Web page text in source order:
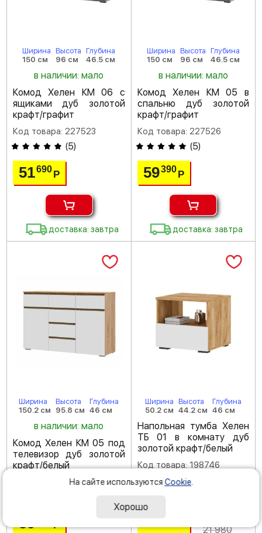
Ширина
150 см
Высота
96 см
Глубина
46.5 см
в наличии: мало
Комод Хелен КМ 06 с
ящиками дуб золотой
крафт/графит
Код товара: 227523
(5)
51690Р
доставка: завтра
Ширина
150 см
Высота
96 см
Глубина
46.5 см
в наличии: мало
Комод Хелен КМ 05 в
спальню дуб золотой
крафт/графит
Код товара: 227526
(5)
59390 Р
доставка: завтра
Ширина
150.2 см
Высота
95.8 см
Глубина
46 см
в наличии: мало
Комод Хелен КМ 05 под
телевизор дуб золотой
крафт/белый
Код товара: 204523
59 Р
Ширина
50.2 см
Высота
44.2 см
Глубина
46 см
Напольная тумба Хелен
ТБ 01 в комнату дуб
золотой крафт/белый
Код товара: 198746
(
21 980
На сайте используются Cookie
Хорошо